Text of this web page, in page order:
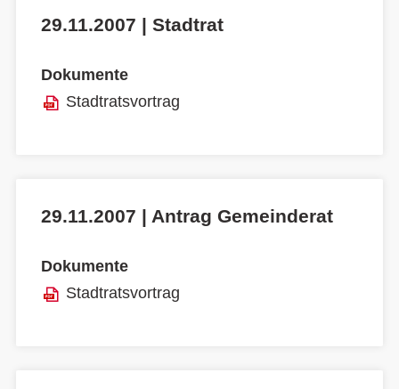
29.11.2007 | Stadtrat
Dokumente
Stadtratsvortrag
29.11.2007 | Antrag Gemeinderat
Dokumente
Stadtratsvortrag